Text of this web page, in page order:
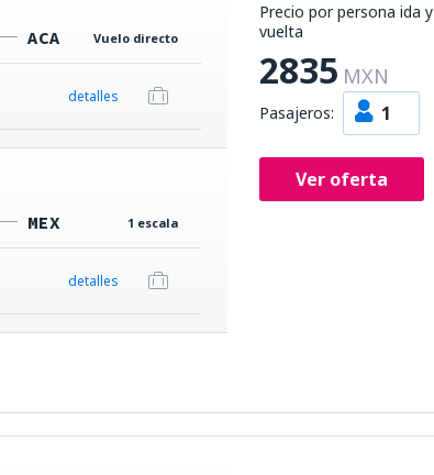
Precio por persona ida y
vuelta
2835 MXN
Pasajeros: 1
Ver oferta
ACA Vuelo directo
detalles
MEX 1 escala
detalles